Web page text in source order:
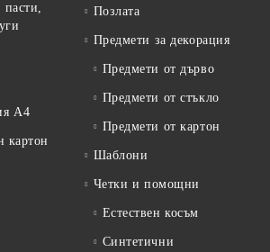
А4
картон
Позлата
Предмети за декорация
Предмети от дърво
Предмети от стъкло
Предмети от картон
Шаблони
Четки и помощни
Естествен косъм
Синтетични